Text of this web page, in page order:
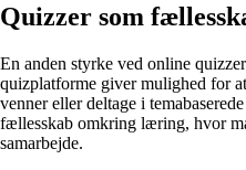
Quizzer som
En anden styrke ved online
quizplatforme giver mulighed for
venner eller deltage i
fællesskab omkring læring, hvor
samarbejde.